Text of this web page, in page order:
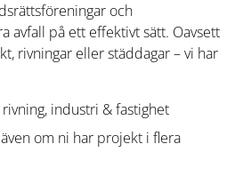
och
avfall på ett effektivt sätt. Oavsett
rivningar eller städdagar – vi har
industri & fastighet
om ni har projekt i flera